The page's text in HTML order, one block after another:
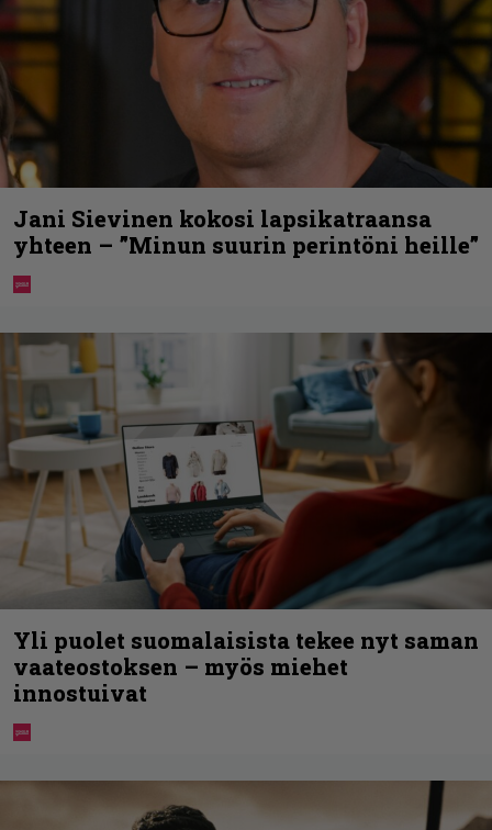
Jani Sievinen kokosi lapsikatraansa
yhteen – ”Minun suurin perintöni heille”
Yli puolet suomalaisista tekee nyt saman
vaateostoksen – myös miehet
innostuivat